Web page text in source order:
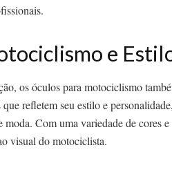
e
os óculos para motociclismo
refletem seu estilo e
Com uma variedade de cores
visual do motociclista.